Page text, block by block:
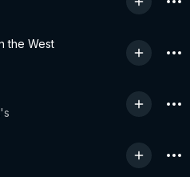
the West